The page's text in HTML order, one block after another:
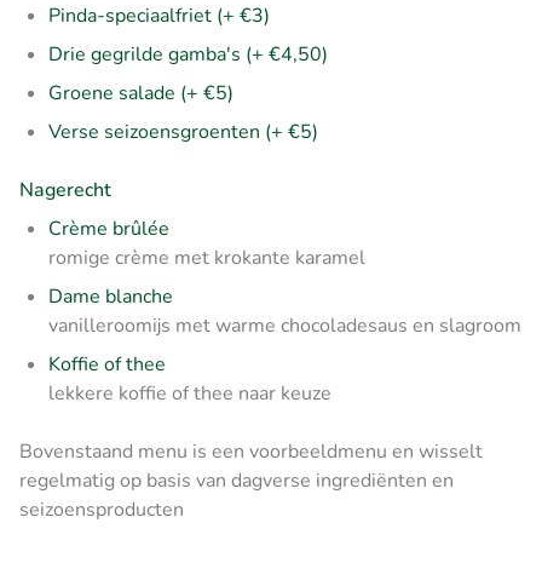
Pinda-speciaalfriet (+ €3)
Drie gegrilde gamba's (+ €4,50)
Groene salade (+ €5)
Verse seizoensgroenten (+ €5)
Nagerecht
Crème brûlée
romige crème met krokante karamel
Dame blanche
vanilleroomijs met warme chocoladesaus en slagroom
Koffie of thee
lekkere koffie of thee naar keuze
Bovenstaand menu is een voorbeeldmenu en wisselt
regelmatig op basis van dagverse ingrediënten en
seizoensproducten